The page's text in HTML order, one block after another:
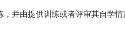
并由提供训练或者评审其自学